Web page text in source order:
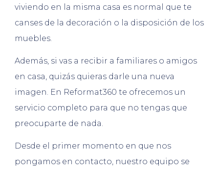
viviendo en la misma casa es normal que te
canses de la decoración o la disposición de los
muebles.
Además, si vas a recibir a familiares o amigos
en casa, quizás quieras darle una nueva
imagen. En Reformat360 te ofrecemos un
servicio completo para que no tengas que
preocuparte de nada.
Desde el primer momento en que nos
pongamos en contacto, nuestro equipo se